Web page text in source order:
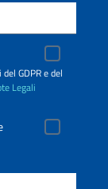
GDPR e del
Legali